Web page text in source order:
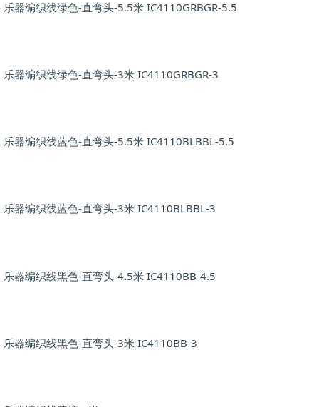
乐器编织线绿色-直弯头-5.5米 IC4110GRBGR-5.5
乐器编织线绿色-直弯头-3米 IC4110GRBGR-3
乐器编织线蓝色-直弯头-5.5米 IC4110BLBBL-5.5
乐器编织线蓝色-直弯头-3米 IC4110BLBBL-3
乐器编织线黑色-直弯头-4.5米 IC4110BB-4.5
乐器编织线黑色-直弯头-3米 IC4110BB-3